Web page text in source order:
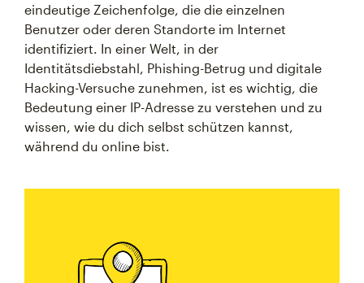
eindeutige Zeichenfolge, die die einzelnen
Benutzer oder deren Standorte im Internet
identifiziert. In einer Welt, in der
Identitätsdiebstahl, Phishing-Betrug und digitale
Hacking-Versuche zunehmen, ist es wichtig, die
Bedeutung einer IP-Adresse zu verstehen und zu
wissen, wie du dich selbst schützen kannst,
während du online bist.